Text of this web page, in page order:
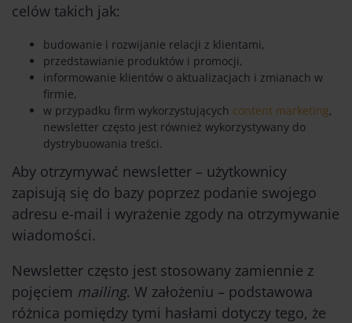
celów takich jak:
budowanie i rozwijanie relacji z klientami,
przedstawianie produktów i promocji,
informowanie klientów o aktualizacjach i zmianach w
firmie,
w przypadku firm wykorzystujących content marketing,
newsletter często jest również wykorzystywany do
dystrybuowania treści.
Aby otrzymywać newsletter – użytkownicy
zapisują się do bazy poprzez podanie swojego
adresu e-mail i wyrażenie zgody na otrzymywanie
wiadomości.
Newsletter często jest stosowany zamiennie z
pojęciem mailing. W założeniu – podstawowa
różnica pomiędzy tymi hasłami dotyczy tego, że